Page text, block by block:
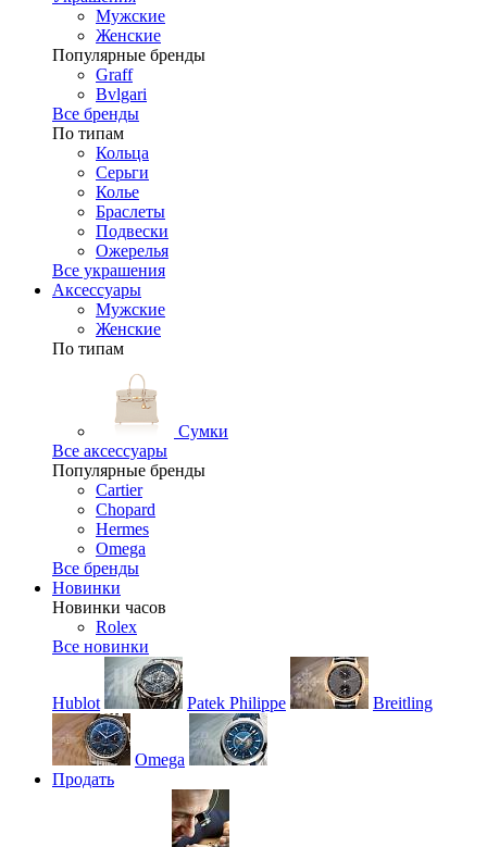
Мужские
Женские
Популярные бренды
Graff
Bvlgari
Все бренды
По типам
Кольца
Серьги
Колье
Браслеты
Подвески
Ожерелья
Все украшения
Аксессуары
Мужские
Женские
По типам
Сумки
Все аксессуары
Популярные бренды
Cartier
Chopard
Hermes
Omega
Все бренды
Новинки
Новинки часов
Rolex
Все новинки
Hublot Patek Philippe Breitling
Omega
Продать